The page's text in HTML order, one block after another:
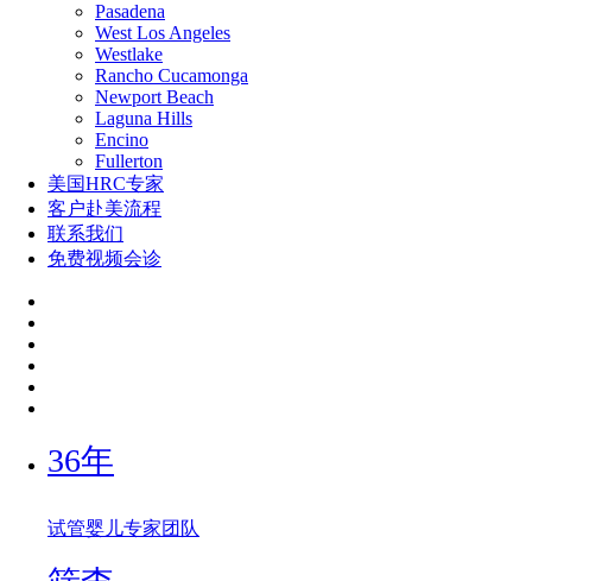
Pasadena
West Los Angeles
Westlake
Rancho Cucamonga
Newport Beach
Laguna Hills
Encino
Fullerton
美国HRC专家
客户赴美流程
联系我们
免费视频会诊
36年
试管婴儿专家团队